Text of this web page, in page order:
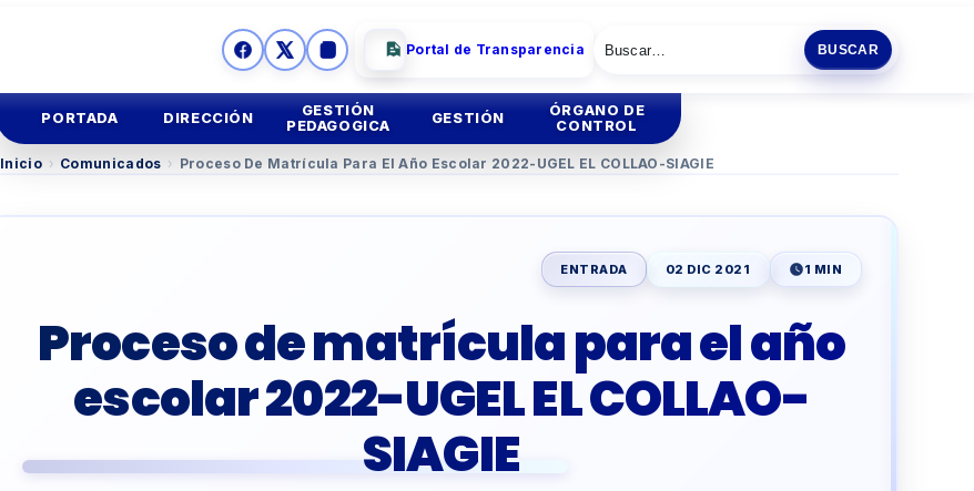
Portal de Transparencia BUSCAR
PORTADA DIRECCIÓN
GESTIÓN
PEDAGOGICA
TUTORIA Y CONVIVENCIAESCOLAR
EDUCACIÓN TÉCNICOPRODUCTIVA
TALLERDOCENTES
GESTIÓN
ÓRGANO DE
CONTROL
Inicio › Comunicados › Proceso De Matrícula Para El Año Escolar 2022-UGEL EL COLLAO-SIAGIE
ENTRADA 02 DIC 2021 1 MIN
Proceso de matrícula para el año
escolar 2022-UGEL EL COLLAO-
SIAGIE